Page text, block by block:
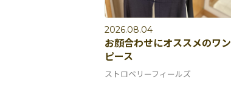
2026.08.04
お顔合わせにオススメのワン
ピース
ストロベリーフィールズ